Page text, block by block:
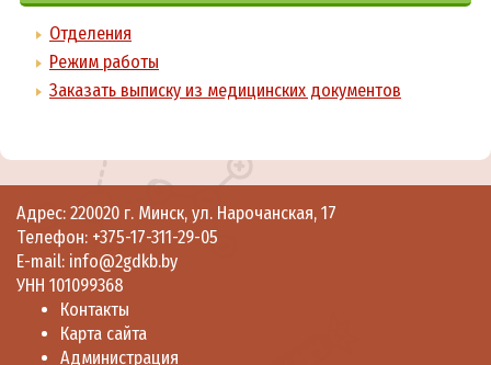
Отделения
Режим работы
Заказать выписку из медицинских документов
Адрес: 220020 г. Минск, ул. Нарочанская, 17
Телефон: +375-17-311-29-05
E-mail: info@2gdkb.by
УНН 101099368
Контакты
Карта сайта
Администрация